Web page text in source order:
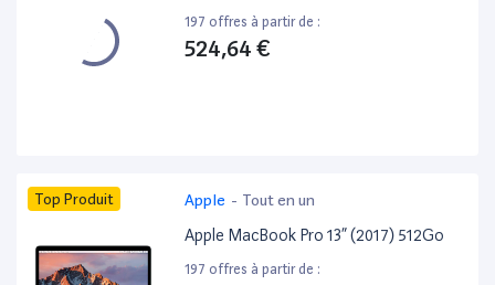
197 offres à partir de :
524,64 €
Top Produit Apple - Tout en un
Apple MacBook Pro 13” (2017) 512Go
197 offres à partir de :